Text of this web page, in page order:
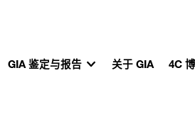
GIA 鉴定与报告 关于 GIA 4C